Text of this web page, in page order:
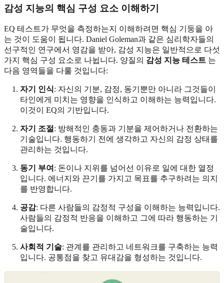
감성 지능의 핵심 구성 요소 이해하기
EQ 테스트가 무엇을 측정하는지 이해하려면 핵심 기둥을 아
는 것이 도움이 됩니다. Daniel Goleman과 같은 심리학자들의
선구적인 연구에서 영감을 받아, 감성 지능은 일반적으로 다섯
가지 핵심 구성 요소로 나뉩니다. 양질의 감성 지능 테스트 는
다음 영역들을 다룰 것입니다:
자기 인식: 자신의 기분, 감정, 동기뿐만 아니라 그것들이
타인에게 미치는 영향을 인식하고 이해하는 능력입니다.
이것이 EQ의 기반입니다.
자기 조절: 방해적인 충동과 기분을 제어하거나 전환하는
기술입니다. 행동하기 전에 생각하고 자신의 감정 상태를
관리하는 것입니다.
동기 부여 : 돈이나 지위를 넘어선 이유로 일에 대한 열정
입니다. 에너지와 끈기를 가지고 목표를 추구하려는 의지
를 반영합니다.
공감: 다른 사람들의 감정적 구성을 이해하는 능력입니다.
사람들의 감정적 반응을 이해하고 그에 따라 행동하는 기
술입니다.
사회적 기술: 관계를 관리하고 네트워크를 구축하는 능력
입니다. 공통점을 찾고 유대감을 형성하는 것입니다.